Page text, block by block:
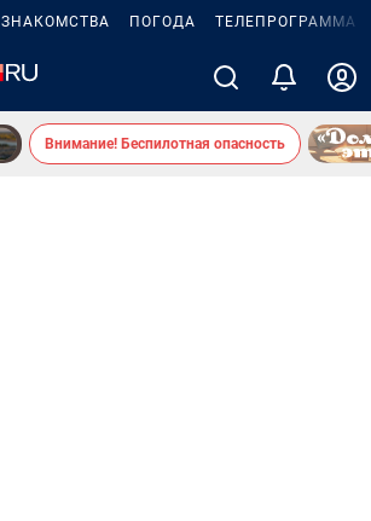
ЗНАКОМСТВА ПОГОДА ТЕЛЕПРОГРАММА
Внимание! Беспилотная опасность